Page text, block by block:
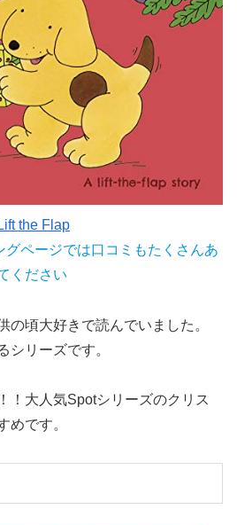
the Flap
グページでは口コミもたくさんあ
ください
の頃大好きで読んでいました。
シリーズです。
！大人気Spotシリーズのクリス
めです。